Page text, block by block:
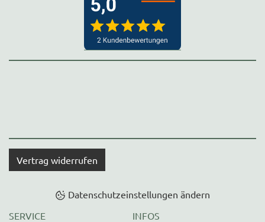
Vertrag widerrufen
Datenschutzeinstellungen ändern
SERVICE
INFOS